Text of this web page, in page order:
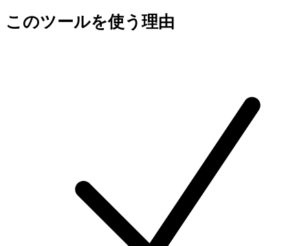
このツールを使う理由